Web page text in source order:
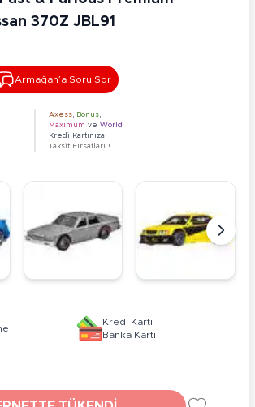
370Z JBL91
Armağan’a Soru Sor
Axess Bonus
Maximum ve World
Kredi Kartınıza
Taksit Fırsatları !
Kredi Kartı
Banka Kartı